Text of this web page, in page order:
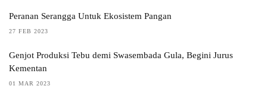
Peranan Serangga Untuk Ekosistem Pangan
27 FEB 2023
Genjot Produksi Tebu demi Swasembada Gula, Begini Jurus
Kementan
01 MAR 2023